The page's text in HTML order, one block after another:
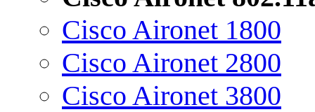
Cisco Aironet 1800
Cisco Aironet 2800
Cisco Aironet 3800